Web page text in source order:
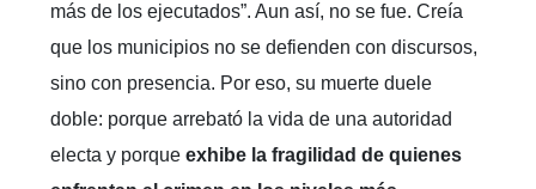
más de los ejecutados”. Aun así, no se fue. Creía
que los municipios no se defienden con discursos,
sino con presencia. Por eso, su muerte duele
doble: porque arrebató la vida de una autoridad
electa y porque exhibe la fragilidad de quienes